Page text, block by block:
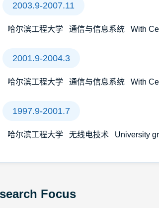
2003.9-2007.11
哈尔滨工程大学 通信与信息系统 With
2001.9-2004.3
哈尔滨工程大学 通信与信息系统 With
1997.9-2001.7
哈尔滨工程大学 无线电技术 University
Focus